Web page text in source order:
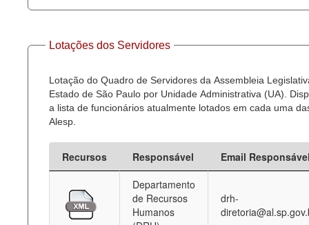
Lotações dos Servidores
Lotação do Quadro de Servidores da Assembleia
Estado de São Paulo por Unidade Administrativa (UA).
a lista de funcionários atualmente lotados em cada uma
Alesp.
Recursos Responsável
Email
Departamento
de Recursos
Humanos
drh-